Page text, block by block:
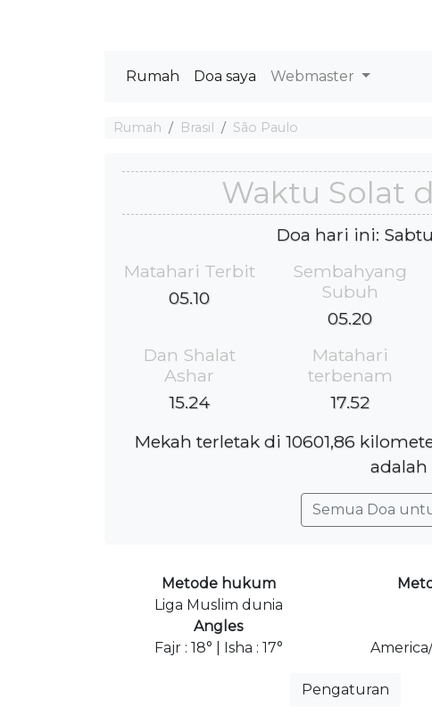
Rumah Doa saya Webmaster
Rumah Brasil São Paulo
Waktu Solat
Doa hari ini:
Matahari Terbit
05.10
Sembahyang
Subuh
05.20
Dan Shalat
Ashar
15.24
Matahari
terbenam
17.52
Mekah terletak di 10601,86
adalah
Semua Doa
Metode hukum
Liga Muslim dunia
Angles
Fajr : 18° | Isha : 17°
Pengaturan